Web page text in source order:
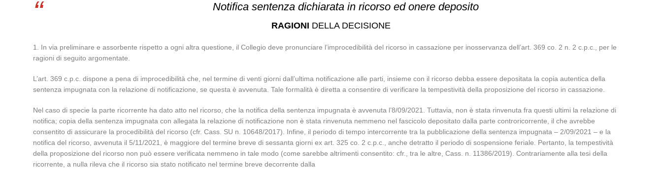
Notifica sentenza dichiarata in ricorso ed onere deposito
RAGIONI DELLA DECISIONE
1. In via preliminare e assorbente rispetto a ogni altra questione, il Collegio deve pronunciare l’improcedibilità del ricorso in cassazione per inosservanza dell’art. 369 co. 2 n. 2 c.p.c., per le
ragioni di seguito argomentate.
L’art. 369 c.p.c. dispone a pena di improcedibilità che, nel termine di venti giorni dall’ultima notificazione alle parti, insieme con il ricorso debba essere depositata la copia autentica della
sentenza impugnata con la relazione di notificazione, se questa è avvenuta. Tale formalità è diretta a consentire di verificare la tempestività della proposizione del ricorso in cassazione.
Nel caso di specie la parte ricorrente ha dato atto nel ricorso, che la notifica della sentenza impugnata è avvenuta l’8/09/2021. Tuttavia, non è stata rinvenuta fra questi ultimi la relazione di
notifica; copia della sentenza impugnata con allegata la relazione di notificazione non è stata rinvenuta nemmeno nel fascicolo depositato dalla parte controricorrente, il che avrebbe
consentito di assicurare la procedibilità del ricorso (cfr. Cass. SU n. 10648/2017). Infine, il periodo di tempo intercorrente tra la pubblicazione della sentenza impugnata – 2/09/2021 – e la
notifica del ricorso, avvenuta il 5/11/2021, è maggiore del termine breve di sessanta giorni ex art. 325 co. 2 c.p.c., anche detratto il periodo di sospensione feriale. Pertanto, la tempestività
della proposizione del ricorso non può essere verificata nemmeno in tale modo (come sarebbe altrimenti consentito: cfr., tra le altre, Cass. n. 11386/2019). Contrariamente alla tesi della
ricorrente, a nulla rileva che il ricorso sia stato notificato nel termine breve decorrente dalla